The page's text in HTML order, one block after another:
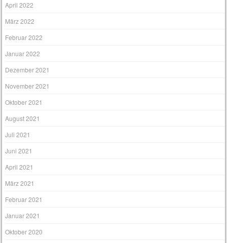
April 2022
März 2022
Februar 2022
Januar 2022
Dezember 2021
November 2021
Oktober 2021
August 2021
Juli 2021
Juni 2021
April 2021
März 2021
Februar 2021
Januar 2021
Oktober 2020